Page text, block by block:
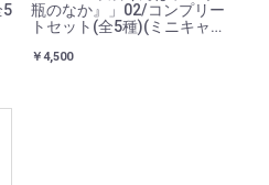
5
瓶のなか』」02/コンプリー
トセット(全5種)(ミニキャ
￥4,500